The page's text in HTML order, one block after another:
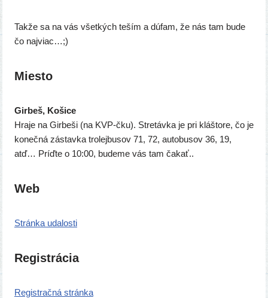
Takže sa na vás všet­kých teším a dúfam, že nás tam bude
čo najviac…;)
Miesto
Girbeš, Košice
Hraje na Girbeši (na KVP-čku). Stretávka je pri kláš­to­re, čo je
koneč­ná zástav­ka tro­lej­bu­sov 71, 72, auto­bu­sov 36, 19,
atď… Príďte o 10:00, bude­me vás tam čakať..
Web
Stránka uda­los­ti
Registrácia
Registračná strán­ka